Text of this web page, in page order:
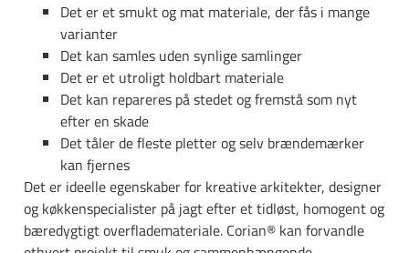
Det er et smukt og mat materiale, der fås i mange
varianter
Det kan samles uden synlige samlinger
Det er et utroligt holdbart materiale
Det kan repareres på stedet og fremstå som nyt
efter en skade
Det tåler de fleste pletter og selv brændemærker
kan fjernes
Det er ideelle egenskaber for kreative arkitekter, designer
og køkkenspecialister på jagt efter et tidløst, homogent og
bæredygtigt overflademateriale. Corian® kan forvandle